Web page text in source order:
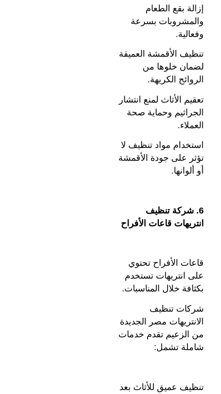
إزالة بقع الطعام
والمشروبات بسرعة
وفعالية.
تنظيف الأقمشة العميقة
لضمان خلوها من
الروائح الكريهة.
تعقيم الأثاث لمنع انتشار
الجراثيم وحماية صحة
العملاء.
استخدام مواد تنظيف لا
تؤثر على جودة الأقمشة
أو ألوانها.
6. شركة تنظيف
انتريهات قاعات الأفراح
قاعات الأفراح تحتوي
على انتريهات تستخدم
بكثافة خلال المناسبات.
شركات تنظيف
الانتريهات مصر الجديدة
من الزعيم تقدم خدمات
شاملة تشمل:
تنظيف عميق للأثاث بعد